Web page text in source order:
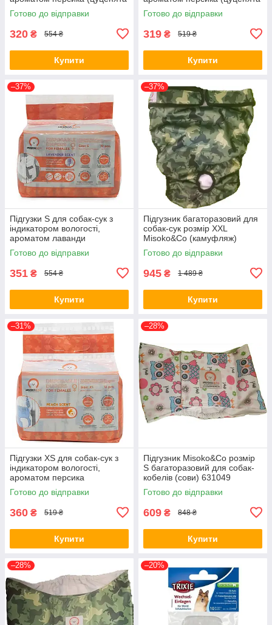
та кісточки), Misoko&Co, 12
штук
Готово до відправки
320 ₴ 554 ₴
Купити
та кісточки), Misoko&Co, 12
штук
Готово до відправки
319 ₴ 519 ₴
Купити
–37%
Підгузки S для собак-сук з
індикатором вологості,
ароматом лаванди
(цуценята), Misoko&Co,
12.штук
Готово до відправки
351 ₴ 554 ₴
Купити
–37%
Підгузник багаторазовий для
собак-сук розмір XXL
Misoko&Co (камуфляж)
631148
Готово до відправки
945 ₴ 1 489 ₴
Купити
–31%
Підгузки XS для собак-сук з
індикатором вологості,
ароматом персика
(цуценята), Misoko&Co, 12
штук 63050
Готово до відправки
360 ₴ 519 ₴
Купити
–28%
Підгузник Misoko&Co розмір
S багаторазовий для собак-
кобелів (сови) 631049
Готово до відправки
609 ₴ 848 ₴
Купити
–28% –20%